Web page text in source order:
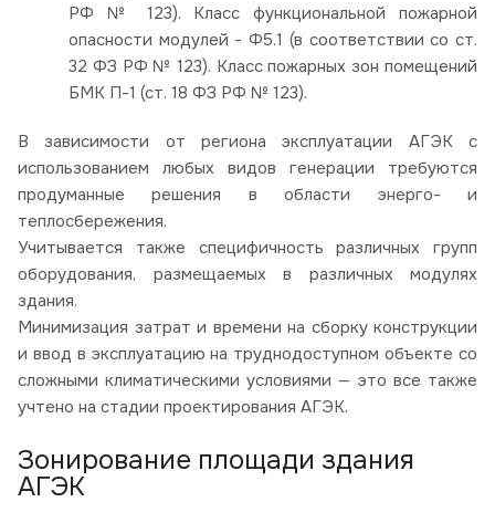
РФ № 123). Класс функциональной пожарной
опасности модулей - Ф5.1 (в соответствии со ст.
32 ФЗ РФ № 123). Класс пожарных зон помещений
БМК П-1 (ст. 18 ФЗ РФ № 123).
В зависимости от региона эксплуатации АГЭК с
использованием любых видов генерации требуются
продуманные решения в области энерго- и
теплосбережения.
Учитывается также специфичность различных групп
оборудования, размещаемых в различных модулях
здания.
Минимизация затрат и времени на сборку конструкции
и ввод в эксплуатацию на труднодоступном объекте со
сложными климатическими условиями — это все также
учтено на стадии проектирования АГЭК.
Зонирование площади здания
АГЭК